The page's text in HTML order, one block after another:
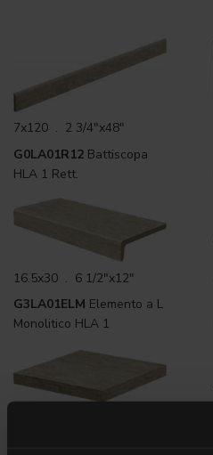
7x120 . 2 3/4"x48"
G0LA01R12 Battiscopa
HLA 1 Rett.
16.5x30 . 6 1/2"x12"
G3LA01ELM Elemento a L
Monolitico HLA 1